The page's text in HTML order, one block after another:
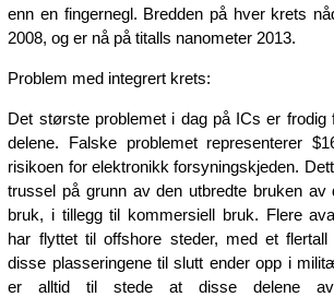
enn en fingernegl. Bredden på hver krets
2008, og er nå på titalls nanometer 2013.
Problem med integrert krets:
Det største problemet i dag på ICs er frodig
delene. Falske problemet representerer
risikoen for elektronikk forsyningskjeden.
trussel på grunn av den utbredte bruken
bruk, i tillegg til kommersiell bruk. Flere
har flyttet til offshore steder, med et
disse plasseringene til slutt ender opp i
er alltid til stede at disse delene av